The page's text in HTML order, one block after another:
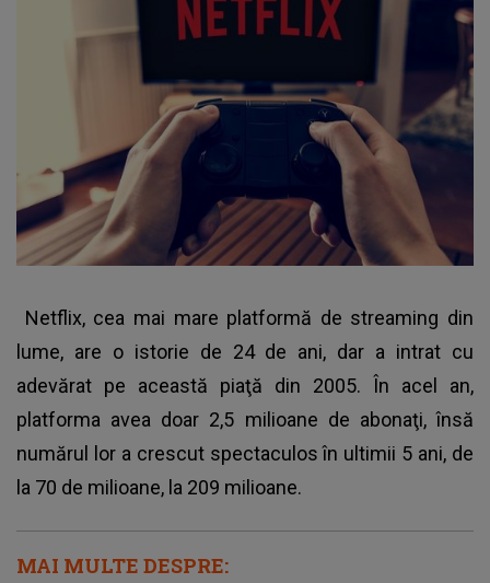
Netflix, cea mai mare platformă de streaming din
lume, are o istorie de 24 de ani, dar a intrat cu
adevărat pe această piaţă din 2005. În acel an,
platforma avea doar 2,5 milioane de abonaţi, însă
numărul lor a crescut spectaculos în ultimii 5 ani, de
la 70 de milioane, la 209 milioane.
MAI MULTE DESPRE: